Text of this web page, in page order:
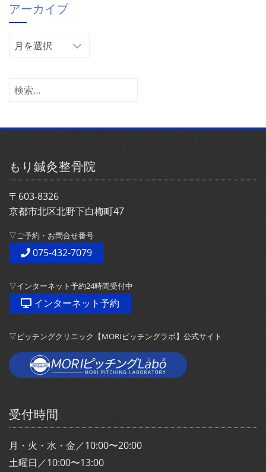
リ
ー
アーカイブ
ア
イ
検
もり鍼灸整骨院
〒603-8326
京都市北区北野下白梅町47
▽ご予約・お問合せ番号
075-432-7079
▽インターネット予約24時間受付中
インターネット予約
▽ピッチングクリニック【MORIピッチングラボ】公式サイト
受付時間
月・火・水・金／10:00〜20:00
土曜日／10:00〜13:00